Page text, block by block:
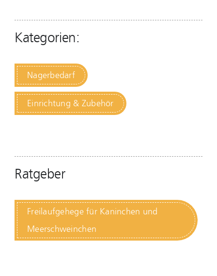
Kategorien:
Nagerbedarf
Einrichtung & Zubehör
Ratgeber
Freilaufgehege für Kaninchen und
Meerschweinchen